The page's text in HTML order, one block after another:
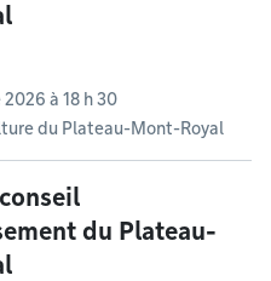
à 18 h 30
du Plateau-Mont-Royal
du Plateau-